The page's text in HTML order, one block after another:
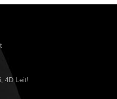
4D Leit!